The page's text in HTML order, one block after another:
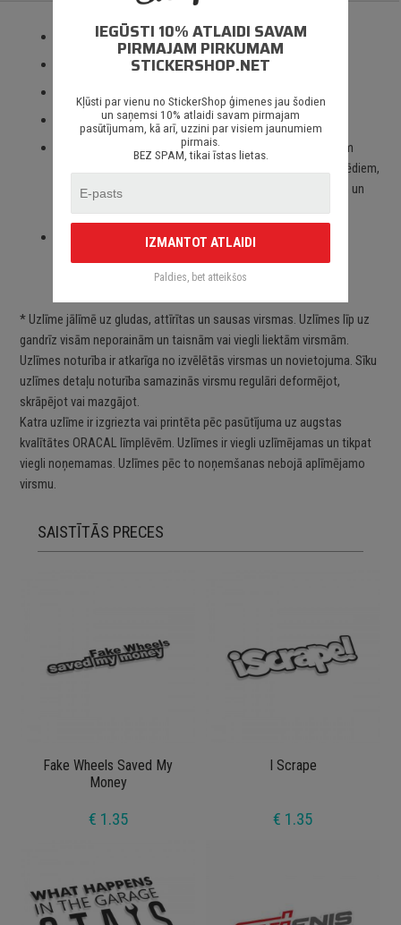
Izmantotas tikai augstas kvalitātes ORACAL līmplēves;
100% mitrumizturība;
Spēcīgs līmes slānis;
Paredzēts priekš auto stikliem, virsbūves daļām, krāsotām
virsmām, portatīvajiem/stacionārajiem datoriem, velosipēdiem,
motocikliem un motorolleriem, kā arī visām citām gludām un
Piegāde Latvijā un citviet pasaulē bez jebkādiem
ierobežojumiem.
* Uzlīme jālīmē uz gludas, attīrītas un sausas virsmas. Uzlīmes līp uz
gandrīz visām neporainām un taisnām vai viegli liektām virsmām.
Uzlīmes noturība ir atkarīga no izvēlētās virsmas un novietojuma. Sīku
uzlīmes detaļu noturība samazinās virsmu regulāri deformējot,
skrāpējot vai mazgājot.
Katra uzlīme ir izgriezta vai printēta pēc pasūtījuma uz augstas
kvalītātes ORACAL līmplēvēm. Uzlīmes ir viegli uzlīmējamas un tikpat
viegli noņemamas. Uzlīmes pēc to noņemšanas nebojā aplīmējamo
virsmu.
SAISTĪTĀS PRECES
Fake Wheels Saved My
Money
€ 1.35
I Scrape
€ 1.35
IEGŪSTI 10% ATLAIDI SAVAM
PIRMAJAM PIRKUMAM
STICKERSHOP.NET
Kļūsti par vienu no StickerShop ģimenes jau šodien
un saņemsi 10% atlaidi savam pirmajam
pasūtījumam, kā arī, uzzini par visiem jaunumiem
pirmais.
BEZ SPAM, tikai īstas lietas.
IZMANTOT ATLAIDI
Paldies, bet atteikšos